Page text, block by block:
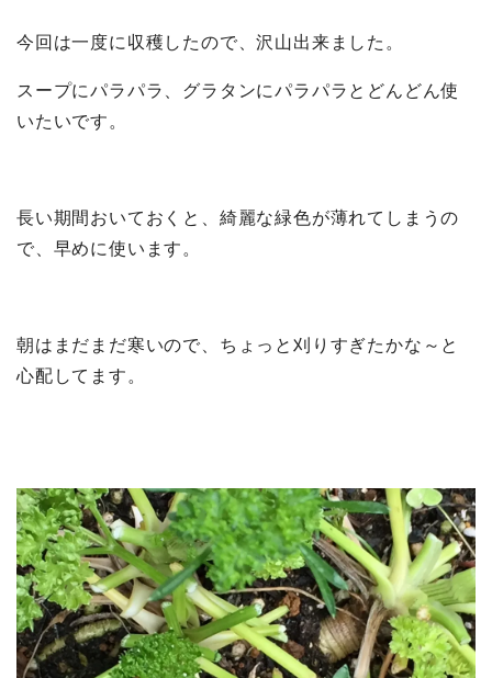
今回は一度に収穫したので、沢山出来ました。
スープにパラパラ、グラタンにパラパラとどんどん使
いたいです。
長い期間おいておくと、綺麗な緑色が薄れてしまうの
で、早めに使います。
朝はまだまだ寒いので、ちょっと刈りすぎたかな～と
心配してます。